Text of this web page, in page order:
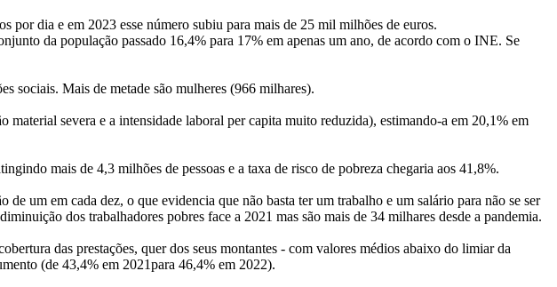
dia e em 2023 esse número subiu para mais de 25 mil milhões de euros.
da população passado 16,4% para 17% em apenas um ano, de acordo com o INE. Se
sociais. Mais de metade são mulheres (966 milhares).
severa e a intensidade laboral per capita muito reduzida), estimando-a em 20,1% em
mais de 4,3 milhões de pessoas e a taxa de risco de pobreza chegaria aos 41,8%.
um em cada dez, o que evidencia que não basta ter um trabalho e um salário para não se ser
dos trabalhadores pobres face a 2021 mas são mais de 34 milhares desde a pandemia.
das prestações, quer dos seus montantes - com valores médios abaixo do limiar da
(de 43,4% em 2021para 46,4% em 2022).